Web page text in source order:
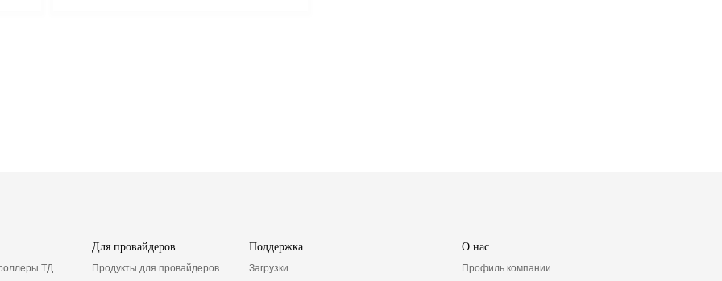
ТД
Для провайдеров
Продукты для провайдеров
Поддержка
Загрузки
О нас
Профиль компании